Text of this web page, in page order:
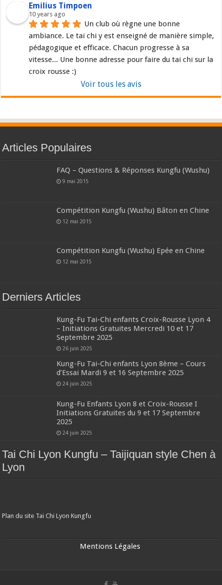
Emilius Timpoen
10 years ago
Un club où règne une bonne
ambiance. Le tai chi y est enseigné de manière simple,
pédagogique et efficace. Chacun progresse à sa
vitesse... Une bonne adresse pour faire du tai chi sur la
croix rousse :)
Voir tous les avis
Articles Populaires
FAQ – Questions & Réponses Kungfu (Wushu)
9 mai 2015
Compétition Kungfu (Wushu) Bâton en Chine
12 mai 2015
Compétition Kungfu (Wushu) Epée en Chine
12 mai 2015
Derniers Articles
Kung-Fu Tai-Chi enfants Croix-Rousse Lyon 4
– Initiations Gratuites Mercredi 10 et 17
Septembre 2025
26 juin 2025
Kung-Fu Tai-Chi enfants Lyon 8ème – Cours
d’Essai Mardi 9 et 16 Septembre 2025
24 juin 2025
Kung-Fu Enfants Lyon 8 et Croix-Rousse I
Initiations Gratuites du 9 et 17 Septembre
2025
24 juin 2025
Tai Chi Lyon Kungfu – Taijiquan style Chen à
Lyon
Plan du site Tai Chi Lyon Kungfu
Mentions Légales